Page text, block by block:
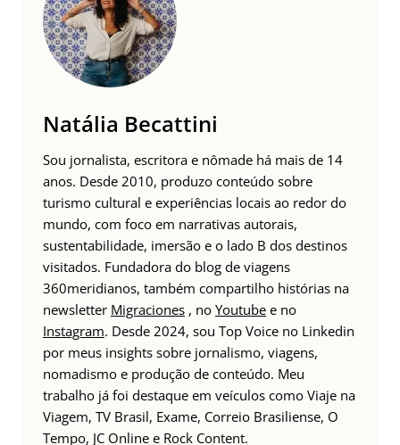
Natália Becattini
Sou jornalista, escritora e nômade há mais de 14
anos. Desde 2010, produzo conteúdo sobre
turismo cultural e experiências locais ao redor do
mundo, com foco em narrativas autorais,
sustentabilidade, imersão e o lado B dos destinos
visitados. Fundadora do blog de viagens
360meridianos, também compartilho histórias na
newsletter Migraciones , no Youtube e no
Instagram. Desde 2024, sou Top Voice no Linkedin
por meus insights sobre jornalismo, viagens,
nomadismo e produção de conteúdo. Meu
trabalho já foi destaque em veículos como Viaje na
Viagem, TV Brasil, Exame, Correio Brasiliense, O
Tempo, JC Online e Rock Content.